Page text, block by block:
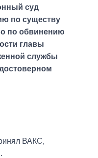
суд
по существу
по обвинению
главы
службы
ВАКС,